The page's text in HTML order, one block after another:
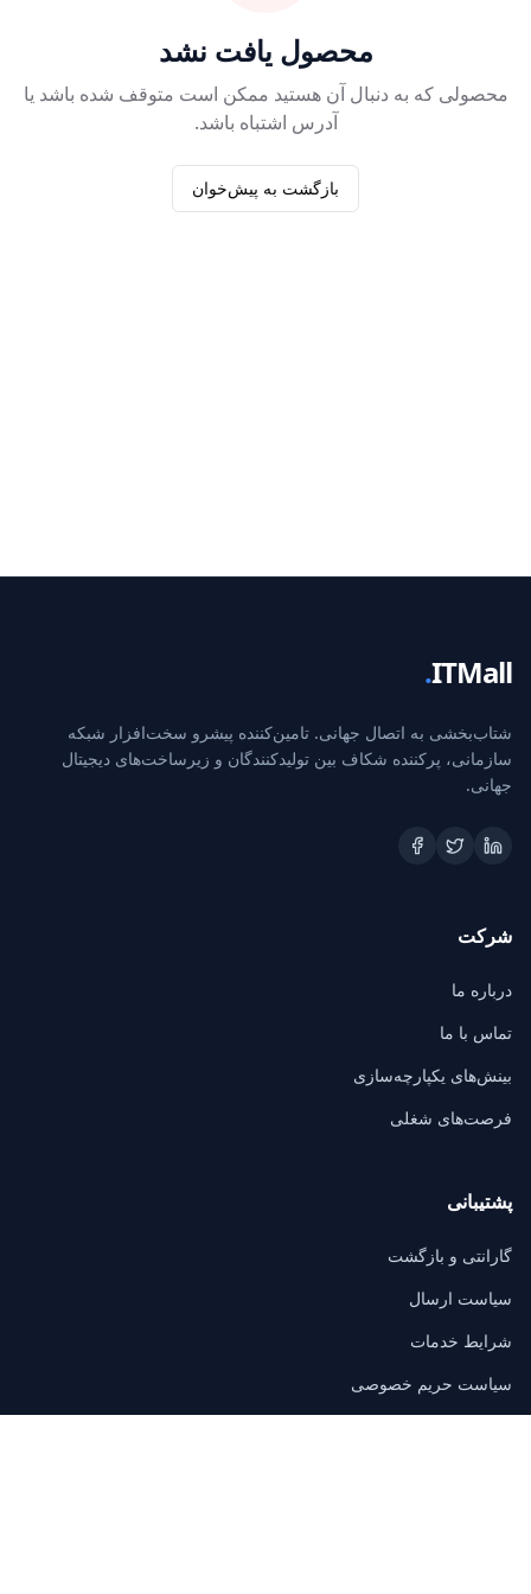
محصول یافت نشد
محصولی که به دنبال آن هستید ممکن است متوقف شده باشد یا
آدرس اشتباه باشد.
بازگشت به پیش‌خوان
ITMall
.
شتاب‌بخشی به اتصال جهانی. تامین‌کننده پیشرو سخت‌افزار شبکه
سازمانی، پرکننده شکاف بین تولیدکنندگان و زیرساخت‌های دیجیتال
جهانی.
شرکت
درباره ما
تماس با ما
بینش‌های یکپارچه‌سازی
فرصت‌های شغلی
پشتیبانی
گارانتی و بازگشت
سیاست ارسال
شرایط خدمات
سیاست حریم خصوصی